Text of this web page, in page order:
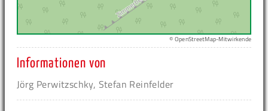
© OpenStreetMap-Mitwirkende
Informationen von
Jörg Perwitzschky, Stefan Reinfelder